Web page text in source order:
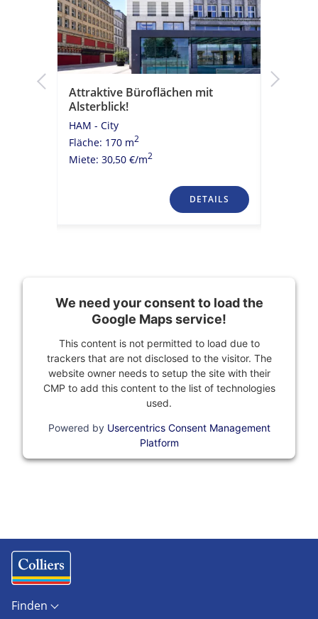
Attraktive Büroflächen mit
Alsterblick!
HAM - City
Fläche: 170 m2
Miete: 30,50 €/m2
DETAILS
We need your consent to load the
Google Maps service!
This content is not permitted to load due to
trackers that are not disclosed to the visitor. The
website owner needs to setup the site with their
CMP to add this content to the list of technologies
used.
Powered by Usercentrics Consent Management
Platform
Finden